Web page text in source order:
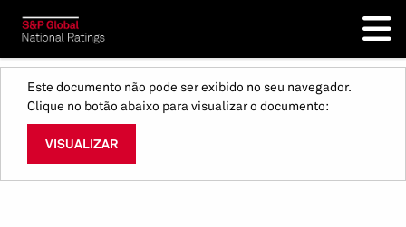
Este documento não pode ser exibido no seu navegador.
Clique no botão abaixo para visualizar o documento:
VISUALIZAR